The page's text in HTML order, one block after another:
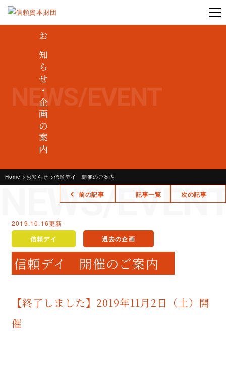
お知らせ・企画の案内
NEWS/EVENT
NEWS/
Home お知らせ 信頼デイ 開催のご案内
前の記事 記事一覧 次の記事
2019.10.16更新
信頼デイ 過去の企画
信頼デイ 開催のご案内
【終了しました】2019年11月2日（土）開
催